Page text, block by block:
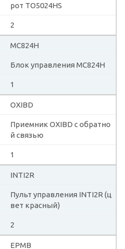
рот TO5024HS
2
MC824H
Блок управления MC824H
1
OXIBD
Приемник OXIBD с обратно
й связью
1
INTI2R
Пульт управления INTI2R (ц
вет красный)
2
EPMB